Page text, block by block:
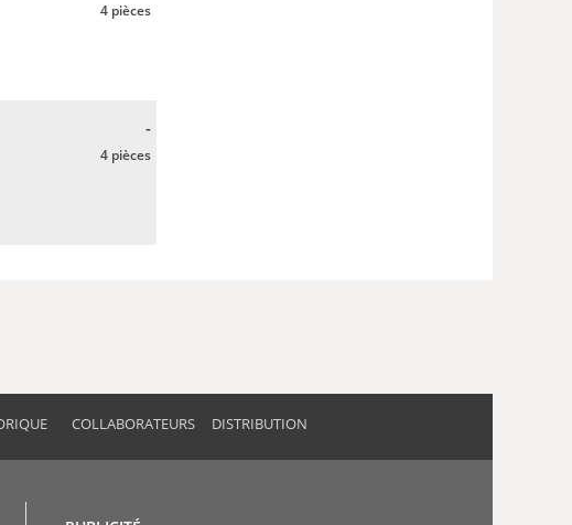
4 pièces
-
4 pièces
COLLABORATEURS DISTRIBUTION